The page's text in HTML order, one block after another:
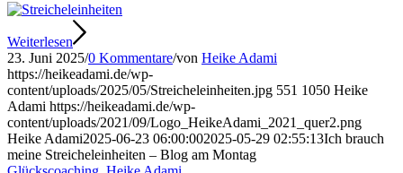
Weiterlesen
23. Juni 2025/0 Kommentare/von Heike Adami
https://heikeadami.de/wp-
content/uploads/2025/05/Streicheleinheiten.jpg 551 1050 Heike
Adami https://heikeadami.de/wp-
content/uploads/2021/09/Logo_HeikeAdami_2021_quer2.png
Heike Adami2025-06-23 06:00:002025-05-29 02:55:13Ich brauch
meine Streicheleinheiten – Blog am Montag